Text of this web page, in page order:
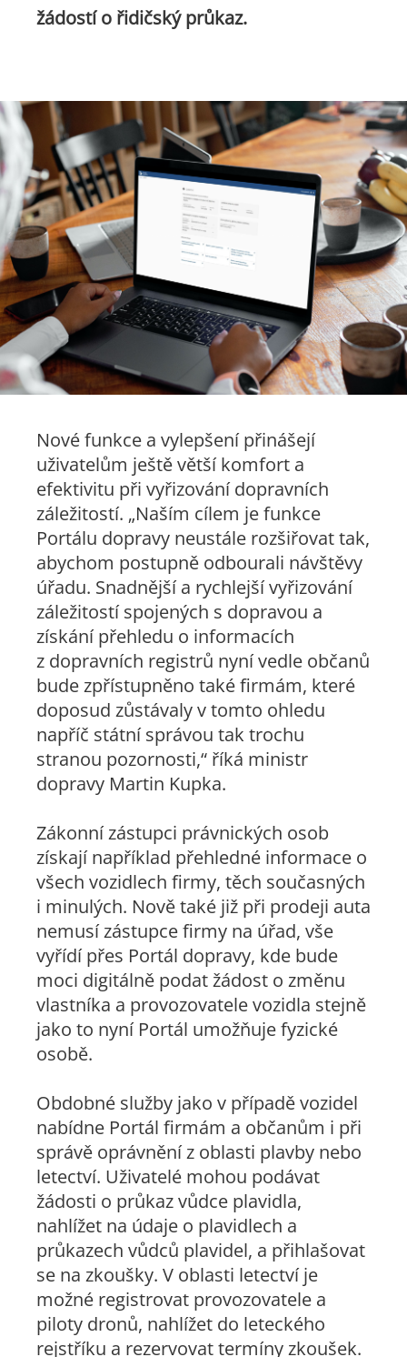
žádostí o řidičský průkaz.
Nové funkce a vylepšení přinášejí
uživatelům ještě větší komfort a
efektivitu při vyřizování dopravních
záležitostí. „Naším cílem je funkce
Portálu dopravy neustále rozšiřovat tak,
abychom postupně odbourali návštěvy
úřadu. Snadnější a rychlejší vyřizování
záležitostí spojených s dopravou a
získání přehledu o informacích
z dopravních registrů nyní vedle občanů
bude zpřístupněno také firmám, které
doposud zůstávaly v tomto ohledu
napříč státní správou tak trochu
stranou pozornosti,“ říká ministr
dopravy Martin Kupka.
Zákonní zástupci právnických osob
získají například přehledné informace o
všech vozidlech firmy, těch současných
i minulých. Nově také již při prodeji auta
nemusí zástupce firmy na úřad, vše
vyřídí přes Portál dopravy, kde bude
moci digitálně podat žádost o změnu
vlastníka a provozovatele vozidla stejně
jako to nyní Portál umožňuje fyzické
osobě.
Obdobné služby jako v případě vozidel
nabídne Portál firmám a občanům i při
správě oprávnění z oblasti plavby nebo
letectví. Uživatelé mohou podávat
žádosti o průkaz vůdce plavidla,
nahlížet na údaje o plavidlech a
průkazech vůdců plavidel, a přihlašovat
se na zkoušky. V oblasti letectví je
možné registrovat provozovatele a
piloty dronů, nahlížet do leteckého
rejstříku a rezervovat termíny zkoušek.